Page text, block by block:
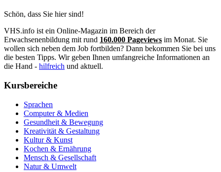
Schön, dass Sie hier sind!
VHS.info ist ein Online-Magazin im Bereich der
Erwachsenenbildung mit rund 160.000 Pageviews im Monat. Sie
wollen sich neben dem Job fortbilden? Dann bekommen Sie bei uns
die besten Tipps. Wir geben Ihnen umfangreiche Informationen an
die Hand - hilfreich und aktuell.
Kursbereiche
Sprachen
Computer & Medien
Gesundheit & Bewegung
Kreativität & Gestaltung
Kultur & Kunst
Kochen & Ernährung
Mensch & Gesellschaft
Natur & Umwelt